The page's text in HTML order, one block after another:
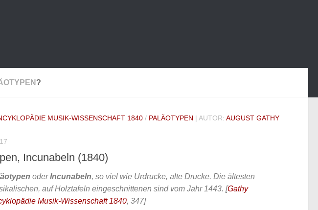
?
MUSIK-WISSENSCHAFT 1840 / PALÄOTYPEN | AUTOR: AUGUST GATHY
Incunabeln (1840)
oderIncunabeln, so viel wie Urdrucke, alte Drucke. Die ältesten
auf Holztafeln eingeschnittenen sind vom Jahr 1443. [Gathy
Musik-Wissenschaft 1840, 347]